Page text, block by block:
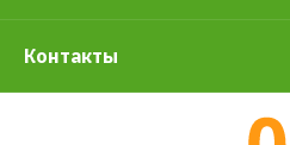
Контакты